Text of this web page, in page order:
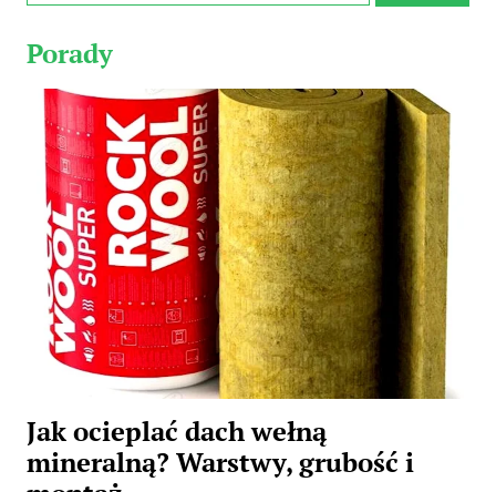
Porady
Jak ocieplać dach wełną
mineralną? Warstwy, grubość i